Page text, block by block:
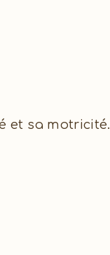
et sa motricité.